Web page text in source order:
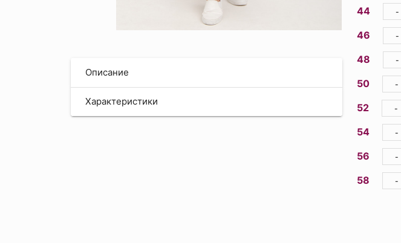
Описание
Характеристики
44 -
46 -
48 -
50 -
52 -
54 -
56 -
58 -